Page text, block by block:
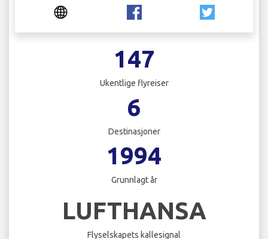
147
Ukentlige flyreiser
6
Destinasjoner
1994
Grunnlagt år
LUFTHANSA
Flyselskapets kallesignal